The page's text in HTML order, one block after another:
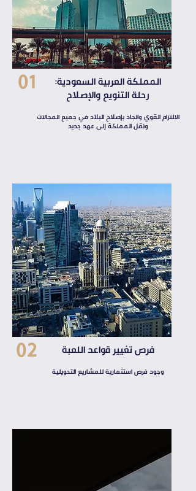
المملكة العربية السعودية:
رحلة التنويع والإصلاح
الالتزام القوي والجاد بإصلاح البلاد في جميع المجالات
ونقل المملكة إلى عهد جديد
01
فرص تغيير قواعد اللعبة
وجود فرص استثمارية للمشاريع التحويلية
02